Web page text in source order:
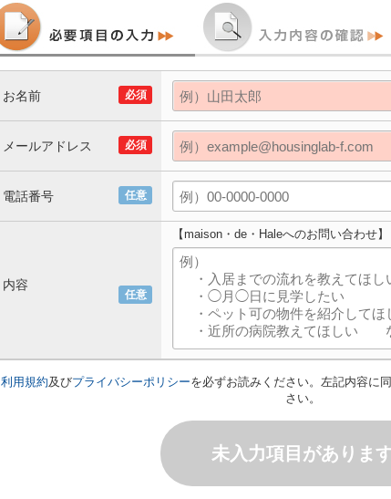
必須
お名前
必須
メールアドレス
任意
電話番号
任意
内容
【maison・de・Haleへのお問い合わせ】
利用規約及びプライバシーポリシーを必ずお読みください。左記内容に
さい。
未入力項目がありま